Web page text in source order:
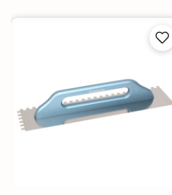
1er Choix
A coller sur
A coller
Normes

